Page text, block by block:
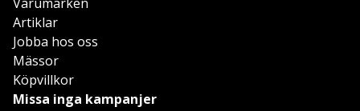
Artiklar
Jobba hos oss
Mässor
Köpvillkor
Missa inga kampanjer